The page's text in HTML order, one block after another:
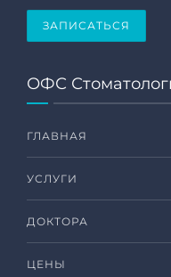
ЗАПИСАТЬСЯ
ОФС
ГЛАВНАЯ
УСЛУГИ
ДОКТОРА
ЦЕНЫ